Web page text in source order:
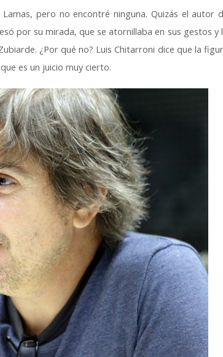
pero no encontré ninguna. Quizás el autor
por su mirada, que se atornillaba en sus gestos y
¿Por qué no? Luis Chitarroni dice que la
es un juicio muy cierto.